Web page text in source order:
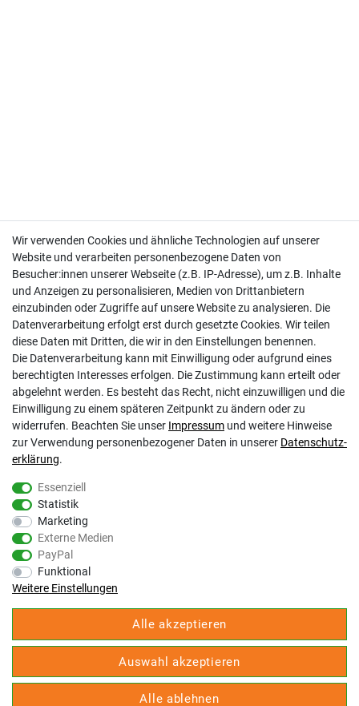
ZAHLEN SIE BEQUEM PER
BESTELLUNG
Zahlungsarten
Widerrufsrecht
Warenkorb
Zur Kasse
Hilfe
IHR KUNDENKONTO
Wir verwenden Cookies und ähnliche Technologien auf unserer
Website und verarbeiten personenbezogene Daten von
Besucher:innen unserer Webseite (z.B. IP-Adresse), um z.B. Inhalte
und Anzeigen zu personalisieren, Medien von Drittanbietern
einzubinden oder Zugriffe auf unsere Website zu analysieren. Die
Datenverarbeitung erfolgt erst durch gesetzte Cookies. Wir teilen
diese Daten mit Dritten, die wir in den Einstellungen benennen.
Die Datenverarbeitung kann mit Einwilligung oder aufgrund eines
berechtigten Interesses erfolgen. Die Zustimmung kann erteilt oder
abgelehnt werden. Es besteht das Recht, nicht einzuwilligen und die
Einwilligung zu einem späteren Zeitpunkt zu ändern oder zu
widerrufen. Beachten Sie unser Impressum und weitere Hinweise
zur Verwendung personenbezogener Daten in unserer Daten­schutz­
erklärung.
Essenziell
Statistik
Marketing
Externe Medien
PayPal
Funktional
Weitere Einstellungen
Alle akzeptieren
Alle ablehnen
Auswahl akzeptieren